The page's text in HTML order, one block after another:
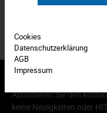
Abonnieren Sie den
keine Neuigkeiten oder
Cookies
Datenschutzerklärung
AGB
Impressum